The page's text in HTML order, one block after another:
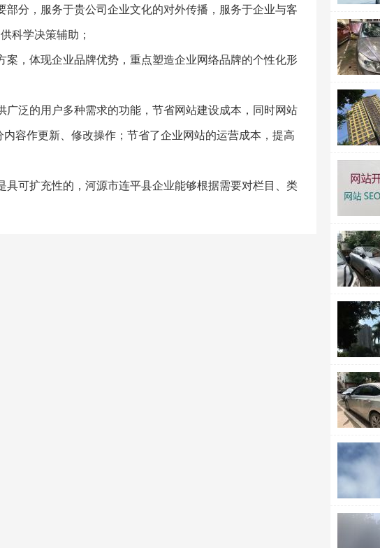
分，服务于贵公司企业文化的对外传播，服务于企业与客
科学决策辅助；
，体现企业品牌优势，重点塑造企业网络品牌的个性化形
泛的用户多种需求的功能，节省网站建设成本，同时网站
容作更新、修改操作；节省了企业网站的运营成本，提高
可扩充性的，河源市连平县企业能够根据需要对栏目、类